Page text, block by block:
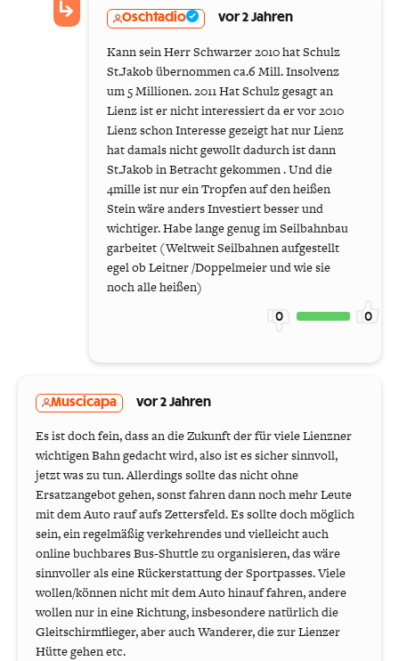
Oschtadio vor 2 Jahren
Kann sein Herr Schwarzer 2010 hat Schulz
St.Jakob übernommen ca.6 Mill. Insolvenz
um 5 Millionen. 2011 Hat Schulz gesagt an
Lienz ist er nicht interessiert da er vor 2010
Lienz schon Interesse gezeigt hat nur Lienz
hat damals nicht gewollt dadurch ist dann
St.Jakob in Betracht gekommen . Und die
4mille ist nur ein Tropfen auf den heißen
Stein wäre anders Investiert besser und
wichtiger. Habe lange genug im Seilbahnbau
garbeitet (Weltweit Seilbahnen aufgestellt
egel ob Leitner /Doppelmeier und wie sie
noch alle heißen)
0 0
Muscicapa vor 2 Jahren
Es ist doch fein, dass an die Zukunft der für viele Lienzner
wichtigen Bahn gedacht wird, also ist es sicher sinnvoll,
jetzt was zu tun. Allerdings sollte das nicht ohne
Ersatzangebot gehen, sonst fahren dann noch mehr Leute
mit dem Auto rauf aufs Zettersfeld. Es sollte doch möglich
sein, ein regelmäßig verkehrendes und vielleicht auch
online buchbares Bus-Shuttle zu organisieren, das wäre
sinnvoller als eine Rückerstattung der Sportpasses. Viele
wollen/können nicht mit dem Auto hinauf fahren, andere
wollen nur in eine Richtung, insbesondere natürlich die
Gleitschirmflieger, aber auch Wanderer, die zur Lienzer
Hütte gehen etc.